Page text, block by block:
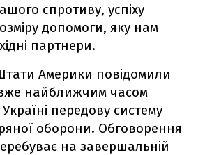
спротиву, успіху
допомоги, яку нам
партнери.
Америки повідомили
найближчим часом
передову систему
оборони. Обговорення
на завершальній